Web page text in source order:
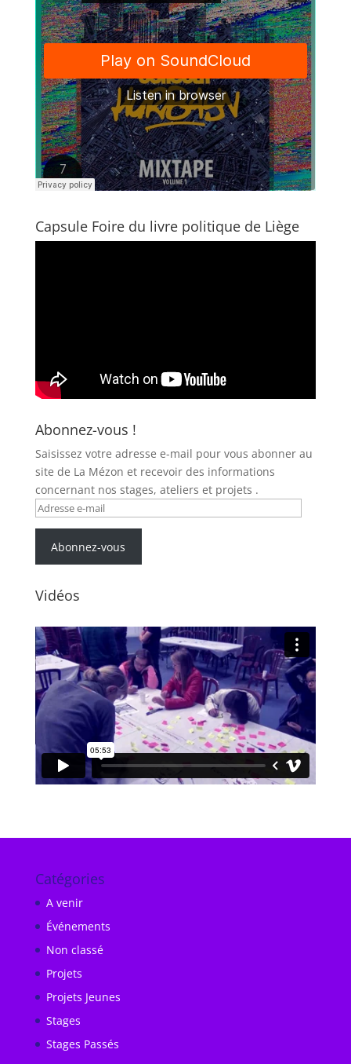
Capsule Foire du livre politique de Liège
Abonnez-vous !
Saisissez votre adresse e-mail pour vous abonner au
site de La Mézon et recevoir des informations
concernant nos stages, ateliers et projets .
Adresse
e-
mailAbonnez-vous
Vidéos
Catégories
A venir
Événements
Non classé
Projets
Projets Jeunes
Stages
Stages Passés